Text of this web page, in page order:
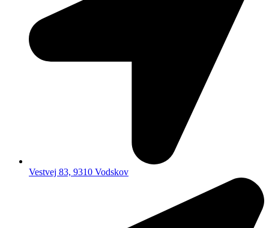
Vestvej 83, 9310 Vodskov